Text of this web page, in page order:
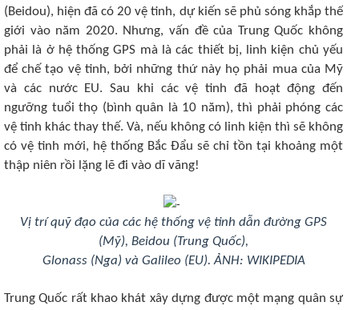
(Beidou), hiện đã có 20 vệ tinh, dự kiến sẽ phủ sóng khắp thế
giới vào năm 2020. Nhưng, vấn đề của Trung Quốc không
phải là ở hệ thống GPS mà là các thiết bị, linh kiện chủ yếu
để chế tạo vệ tinh, bởi những thứ này họ phải mua của Mỹ
và các nước EU. Sau khi các vệ tinh đã hoạt động đến
ngưỡng tuổi thọ (bình quân là 10 năm), thì phải phóng các
vệ tinh khác thay thế. Và, nếu không có linh kiện thì sẽ không
có vệ tinh mới, hệ thống Bắc Đẩu sẽ chỉ tồn tại khoảng một
thập niên rồi lặng lẽ đi vào dĩ vãng!
Vị trí quỹ đạo của các hệ thống vệ tinh dẫn đường GPS
(Mỹ), Beidou (Trung Quốc),
Glonass (Nga) và Galileo (EU). ẢNH: WIKIPEDIA
Trung Quốc rất khao khát xây dựng được một mạng quân sự